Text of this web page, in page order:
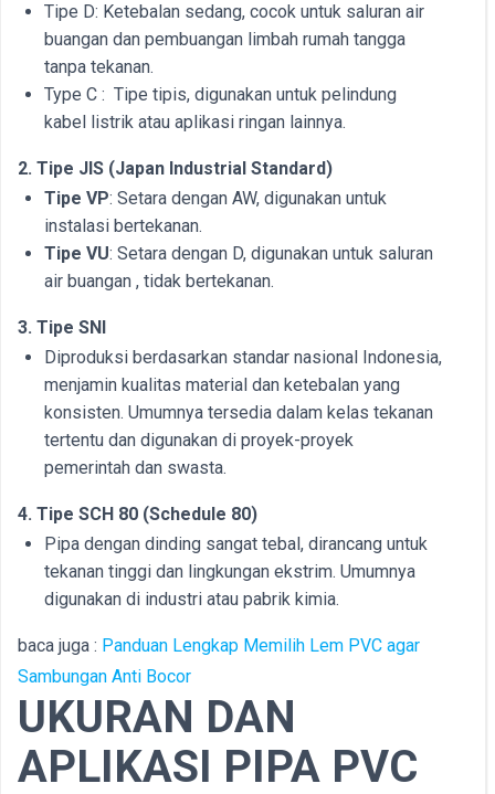
Tipe D: Ketebalan sedang, cocok untuk saluran air
buangan dan pembuangan limbah rumah tangga
tanpa tekanan.
Type C : Tipe tipis, digunakan untuk pelindung
kabel listrik atau aplikasi ringan lainnya.
2. Tipe JIS (Japan Industrial Standard)
Tipe VP: Setara dengan AW, digunakan untuk
instalasi bertekanan.
Tipe VU: Setara dengan D, digunakan untuk saluran
air buangan , tidak bertekanan.
3. Tipe SNI
Diproduksi berdasarkan standar nasional Indonesia,
menjamin kualitas material dan ketebalan yang
konsisten. Umumnya tersedia dalam kelas tekanan
tertentu dan digunakan di proyek-proyek
pemerintah dan swasta.
4. Tipe SCH 80 (Schedule 80)
Pipa dengan dinding sangat tebal, dirancang untuk
tekanan tinggi dan lingkungan ekstrim. Umumnya
digunakan di industri atau pabrik kimia.
baca juga : Panduan Lengkap Memilih Lem PVC agar
Sambungan Anti Bocor
UKURAN DAN
APLIKASI PIPA PVC